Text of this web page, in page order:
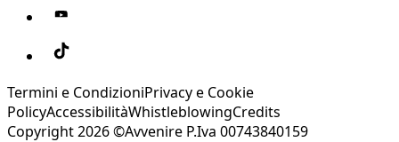
Termini e CondizioniPrivacy e Cookie
PolicyAccessibilitàWhistleblowingCredits
Copyright 2026 ©Avvenire P.Iva 00743840159